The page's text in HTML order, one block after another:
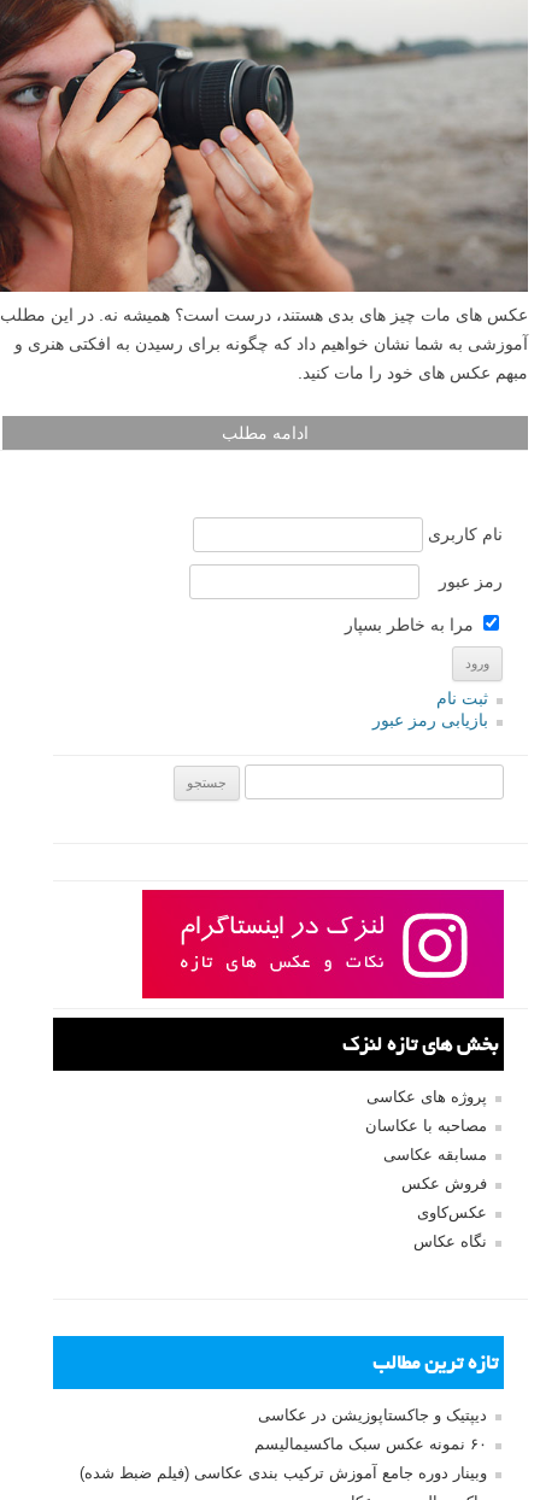
عکس های مات چیز های بدی هستند، درست است؟ همیشه نه. در این مطلب
آموزشی به شما نشان خواهیم داد که چگونه برای رسیدن به افکتی هنری و
مبهم عکس های خود را مات کنید.
ادامه مطلب
نام کاربری
رمز عبور
مرا به خاطر بسپار
ثبت نام
بازیابی رمز عبور
بخش های تازه لنزک
پروژه های عکاسی
مصاحبه با عکاسان
مسابقه عکاسی
فروش عکس
عکس‌کاوی
نگاه عکاس
تازه ترین مطالب
دیپتیک و جاکستا‌پوزیشن در عکاسی
۶۰ نمونه عکس سبک ماکسیمالیسم
وبینار دوره جامع آموزش ترکیب بندی عکاسی (فیلم ضبط شده)